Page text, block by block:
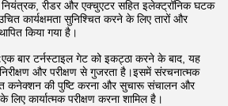
रीडर और एक्चुएटर सहित इलेक्ट्रॉनिक घटक
कार्यक्षमता सुनिश्चित करने के लिए तारों और
किया गया है।
एक बार टर्नस्टाइल गेट को इकट्ठा करने के बाद, यह
और परीक्षण से गुजरता है।इसमें संरचनात्मक
कनेक्शन की पुष्टि करना और सुचारू संचालन और
कार्यात्मक परीक्षण करना शामिल है।